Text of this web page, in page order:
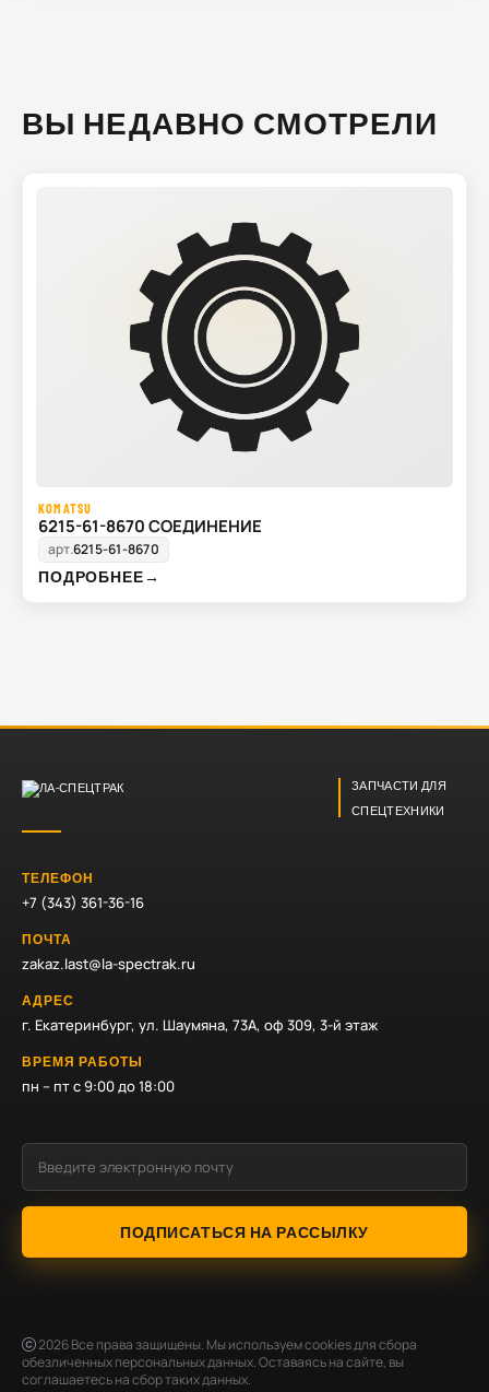
ВЫ НЕДАВНО СМОТРЕЛИ
KOMATSU
6215-61-8670 СОЕДИНЕНИЕ
арт.6215-61-8670
ПОДРОБНЕЕ→
ЗАПЧАСТИ ДЛЯ
СПЕЦТЕХНИКИ
ТЕЛЕФОН
+7 (343) 361-36-16
ПОЧТА
zakaz.last@la-spectrak.ru
АДРЕС
г. Екатеринбург, ул. Шаумяна, 73А, оф 309, 3-й этаж
ВРЕМЯ РАБОТЫ
пн – пт с 9:00 до 18:00
ПОДПИСАТЬСЯ НА РАССЫЛКУ
2026Все права защищены. Мы используем cookies для сбора
обезличенных персональных данных. Оставаясь на сайте, вы
соглашаетесь на сбор таких данных.